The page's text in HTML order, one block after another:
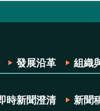
發展沿革 組織
時新聞澄清 新聞